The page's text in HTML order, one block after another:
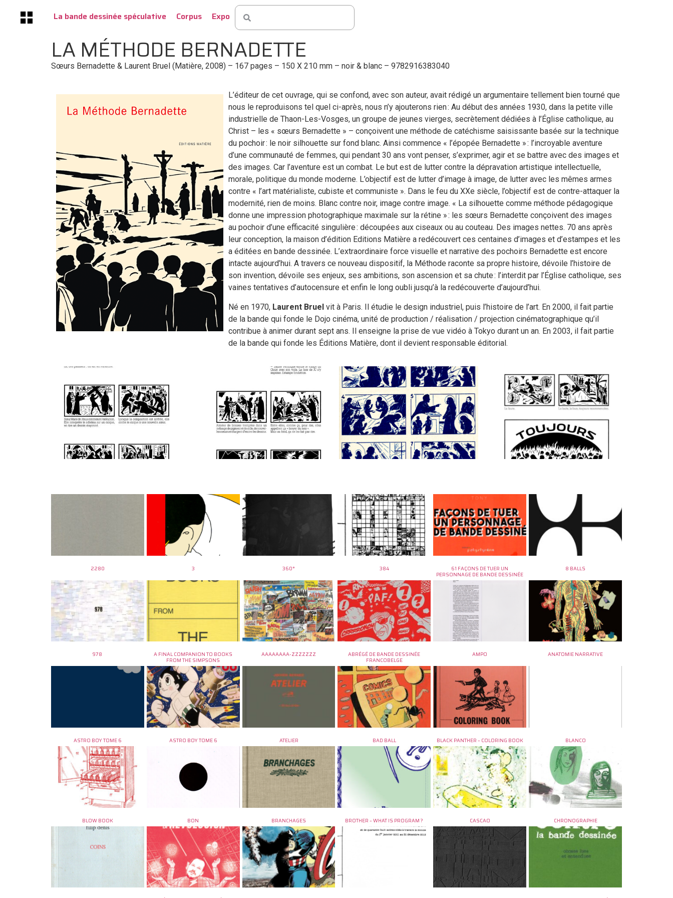
La bande dessinée spéculative Corpus Expo
LA MÉTHODE BERNADETTE
Sœurs Bernadette & Laurent Bruel (Matière, 2008) – 167 pages – 150 X 210 mm – noir & blanc – 9782916383040
L’éditeur de cet ouvrage, qui se confond, avec son auteur, avait rédigé un argumentaire tellement bien tourné que
nous le reproduisons tel quel ci-après, nous n’y ajouterons rien : Au début des années 1930, dans la petite ville
industrielle de Thaon-Les-Vosges, un groupe de jeunes vierges, secrètement dédiées à l’Église catholique, au
Christ – les « sœurs Bernadette » – conçoivent une méthode de catéchisme saisissante basée sur la technique
du pochoir : le noir silhouette sur fond blanc. Ainsi commence « l’épopée Bernadette » : l’incroyable aventure
d’une communauté de femmes, qui pendant 30 ans vont penser, s’exprimer, agir et se battre avec des images et
des images. Car l’aventure est un combat. Le but est de lutter contre la dépravation artistique intellectuelle,
morale, politique du monde moderne. L’objectif est de lutter d’image à image, de lutter avec les mêmes armes
contre « l’art matérialiste, cubiste et communiste ». Dans le feu du XXe siècle, l’objectif est de contre-attaquer la
modernité, rien de moins. Blanc contre noir, image contre image. « La silhouette comme méthode pédagogique
donne une impression photographique maximale sur la rétine » : les sœurs Bernadette conçoivent des images
au pochoir d’une efficacité singulière : découpées aux ciseaux ou au couteau. Des images nettes. 70 ans après
leur conception, la maison d’édition Editions Matière a redécouvert ces centaines d’images et d’estampes et les
a éditées en bande dessinée. L’extraordinaire force visuelle et narrative des pochoirs Bernadette est encore
intacte aujourd’hui. A travers ce nouveau dispositif, la Méthode raconte sa propre histoire, dévoile l’histoire de
son invention, dévoile ses enjeux, ses ambitions, son ascension et sa chute : l’interdit par l’Église catholique, ses
vaines tentatives d’autocensure et enfin le long oubli jusqu’à la redécouverte d’aujourd’hui.
Né en 1970, Laurent Bruel vit à Paris. Il étudie le design industriel, puis l’histoire de l’art. En 2000, il fait partie
de la bande qui fonde le Dojo cinéma, unité de production / réalisation / projection cinématographique qu’il
contribue à animer durant sept ans. Il enseigne la prise de vue vidéo à Tokyo durant un an. En 2003, il fait partie
de la bande qui fonde les Éditions Matière, dont il devient responsable éditorial.
2280 3 360° 384
61 FAÇONS DE TUER UN
PERSONNAGE DE BANDE DESSINÉE
8 BALLS
978
A FINAL COMPANION TO BOOKS
FROM THE SIMPSONS
AAAAAAAA-ZZZZZZZ
ABRÉGÉ DE BANDE DESSINÉE
FRANCOBELGE
AMPO ANATOMIE NARRATIVE
ASTRO BOY TOME 6 ASTRO BOY TOME 6 ATELIER BAD BALL BLACK PANTHER – COLORING BOOK BLANCO
BLOW BOOK BON BRANCHAGES BROTHER – WHAT IS PROGRAM ? CASCAO CHRONOGRAPHIE